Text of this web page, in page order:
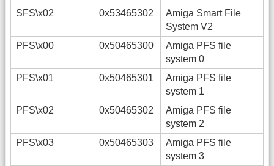
SFS\x02
0x53465302
Amiga Smart File
System V2
PFS\x00
0x50465300
Amiga PFS file
system 0
PFS\x01
0x50465301
Amiga PFS file
system 1
PFS\x02
0x50465302
Amiga PFS file
system 2
PFS\x03
0x50465303
Amiga PFS file
system 3